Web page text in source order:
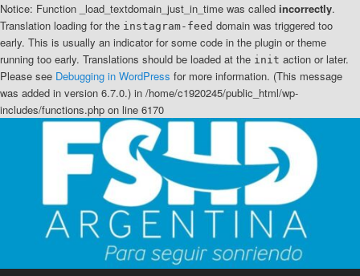
Notice: Function _load_textdomain_just_in_time was called incorrectly.
Translation loading for the instagram-feed domain was triggered too
early. This is usually an indicator for some code in the plugin or theme
running too early. Translations should be loaded at the init action or later.
Please see Debugging in WordPress for more information. (This message
was added in version 6.7.0.) in /home/c1920245/public_html/wp-
includes/functions.php on line 6170
FSHD Argentina
Distrofia muscular Facio Escapulo Humeral